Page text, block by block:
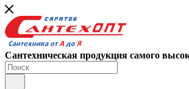
Сантехническая продукция самого